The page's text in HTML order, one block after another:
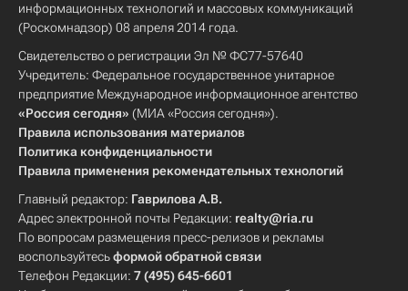
информационных технологий и массовых коммуникаций
(Роскомнадзор) 08 апреля 2014 года.
Свидетельство о регистрации Эл № ФС77-57640
Учредитель: Федеральное государственное унитарное
предприятие Международное информационное агентство
«Россия сегодня» (МИА «Россия сегодня»).
Правила использования материалов
Политика конфиденциальности
Правила применения рекомендательных технологий
Главный редактор: Гаврилова А.В.
Адрес электронной почты Редакции: realty@ria.ru
По вопросам размещения пресс-релизов и рекламы
воспользуйтесьформой обратной связи
Телефон Редакции: 7 (495) 645-6601